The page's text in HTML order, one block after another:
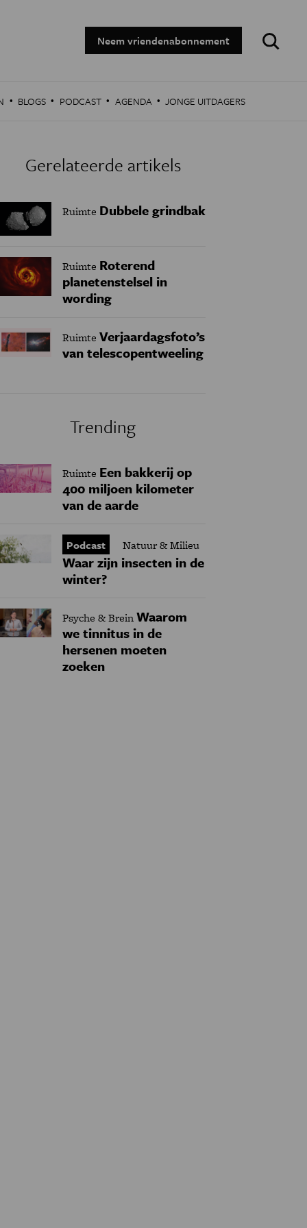
Neem vriendenabonnement
Zoeken:
· BLOGS · PODCAST · AGENDA · JONGE UITDAGERS
Gerelateerde artikels
Ruimte Dubbele grindbak
Ruimte Roterend
planetenstelsel in
wording
Ruimte Verjaardagsfoto’s
van telescopentweeling
Trending
Ruimte Een bakkerij op
400 miljoen kilometer
van de aarde
Podcast Natuur & Milieu
Waar zijn insecten in de
winter?
Psyche & BreinWaarom
we tinnitus in de
hersenen moeten
zoeken